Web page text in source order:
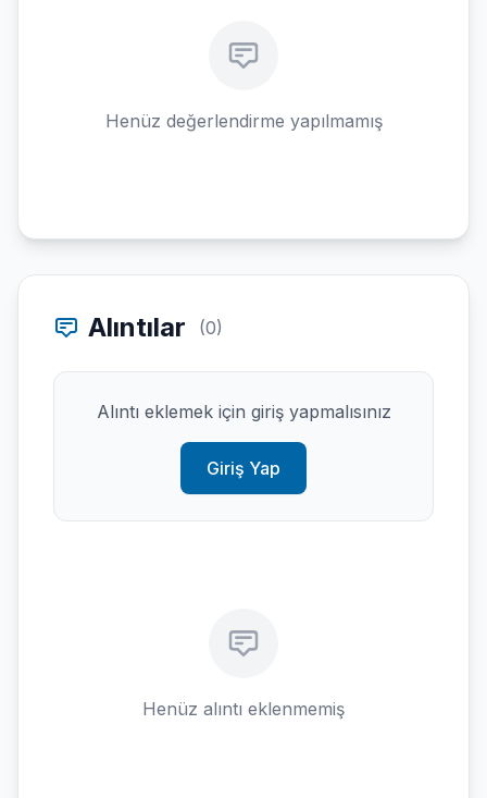
Henüz değerlendirme yapılmamış
Alıntılar (0)
Alıntı eklemek için giriş yapmalısınız
Giriş Yap
Henüz alıntı eklenmemiş